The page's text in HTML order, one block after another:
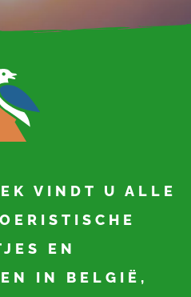
VINDT U ALLE
EN
IN BELGIË,